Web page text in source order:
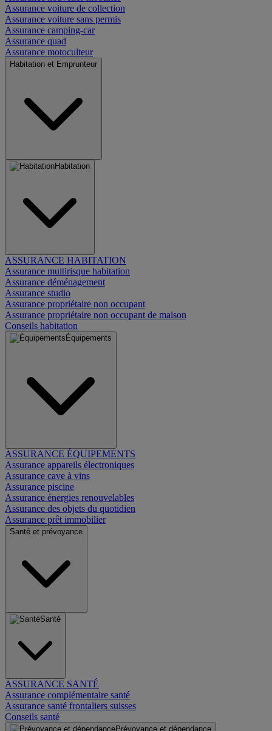
Assurance voiture de collection
Assurance voiture sans permis
Assurance camping-car
Assurance quad
Assurance motoculteur
Habitation et Emprunteur
Habitation
ASSURANCE HABITATION
Assurance multirisque habitation
Assurance déménagement
Assurance studio
Assurance propriétaire non occupant
Assurance propriétaire non occupant de maison
Conseils habitation
Équipements
ASSURANCE ÉQUIPEMENTS
Assurance appareils électroniques
Assurance cave à vins
Assurance piscine
Assurance énergies renouvelables
Assurance des objets du quotidien
Assurance prêt immobilier
Santé et prévoyance
Santé
ASSURANCE SANTÉ
Assurance complémentaire santé
Assurance santé frontaliers suisses
Conseils santé
Prévoyance et dépendance